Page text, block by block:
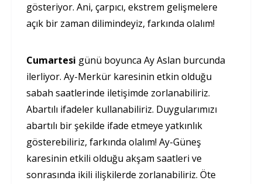
gösteriyor. Ani, çarpıcı, ekstrem gelişmelere
açık bir zaman dilimindeyiz, farkında olalım!
Cumartesi günü boyunca Ay Aslan burcunda
ilerliyor. Ay-Merkür karesinin etkin olduğu
sabah saatlerinde iletişimde zorlanabiliriz.
Abartılı ifadeler kullanabiliriz. Duygularımızı
abartılı bir şekilde ifade etmeye yatkınlık
gösterebiliriz, farkında olalım! Ay-Güneş
karesinin etkili olduğu akşam saatleri ve
sonrasında ikili ilişkilerde zorlanabiliriz. Öte